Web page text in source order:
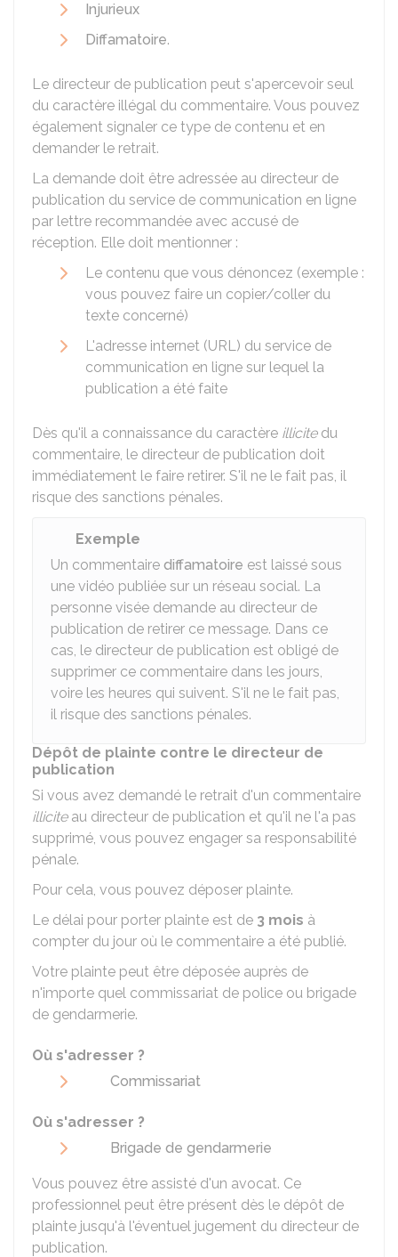
Injurieux
Diffamatoire.
Le directeur de publication peut s'apercevoir seul
du caractère illégal du commentaire. Vous pouvez
également signaler ce type de contenu et en
demander le retrait.
La demande doit être adressée au directeur de
publication du service de communication en ligne
par lettre recommandée avec accusé de
réception. Elle doit mentionner :
Le contenu que vous dénoncez (exemple :
vous pouvez faire un copier/coller du
texte concerné)
L'adresse internet (URL) du service de
communication en ligne sur lequel la
publication a été faite
Dès qu'il a connaissance du caractère illicitedu
commentaire, le directeur de publication doit
immédiatement le faire retirer. S'il ne le fait pas, il
risque des sanctions pénales.
Exemple
Un commentaire diffamatoire est laissé sous
une vidéo publiée sur un réseau social. La
personne visée demande au directeur de
publication de retirer ce message. Dans ce
cas, le directeur de publication est obligé de
supprimer ce commentaire dans les jours,
voire les heures qui suivent. S'il ne le fait pas,
il risque des sanctions pénales.
Dépôt de plainte contre le directeur de
publication
Si vous avez demandé le retrait d'un commentaire
illiciteau directeur de publication et qu'il ne l'a pas
supprimé, vous pouvez engager sa responsabilité
pénale.
Pour cela, vous pouvez déposer plainte.
Le délai pour porter plainte est de 3 mois à
compter du jour où le commentaire a été publié.
Votre plainte peut être déposée auprès de
n'importe quel commissariat de police ou brigade
de gendarmerie.
Où s'adresser ?
Commissariat
Où s'adresser ?
Brigade de gendarmerie
Vous pouvez être assisté d'un avocat. Ce
professionnel peut être présent dès le dépôt de
plainte jusqu'à l'éventuel jugement du directeur de
publication.